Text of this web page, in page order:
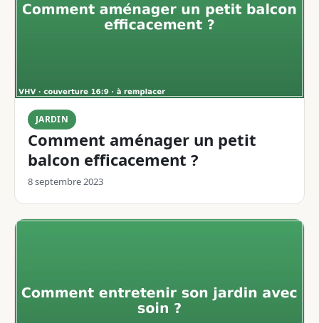
JARDIN
Comment aménager un petit
balcon efficacement ?
8 septembre 2023